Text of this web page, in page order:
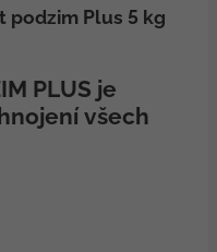
podzim Plus 5 kg
PLUS je
všech